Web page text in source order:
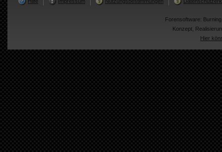
Forensoftware:
Konzept,
Hier